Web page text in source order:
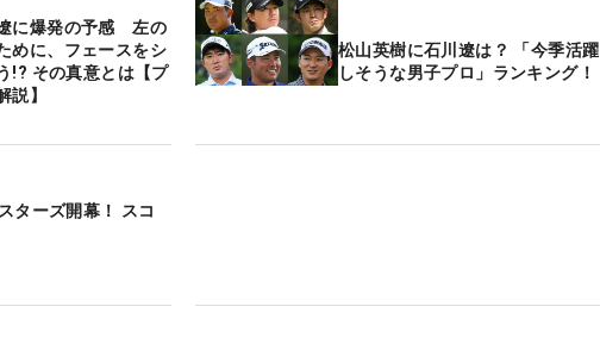
に爆発の予感 左の
めに、フェースをシ
!? その真意とは【プ
説】
松山英樹に石川遼は？ 「今季活躍
しそうな男子プロ」ランキング！
ターズ開幕！ スコ